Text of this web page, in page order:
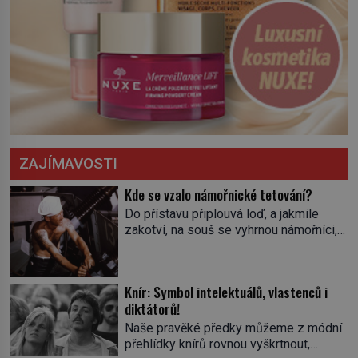
ZAJÍMAVOSTI
Kde se vzalo námořnické tetování?
Do přístavu připlouvá loď, a jakmile
zakotví, na souš se vyhrnou námořníci,
potetované paže. Námořnická kérka je
totiž něco jako uniforma. Tetování jako
takové má velmi hlubokou minulost.
Tetovaný je už pračlověk Ötzi, který
Knír: Symbol intelektuálů, vlastenců i
diktátorů!
Naše pravěké předky můžeme z módní
přehlídky knírů rovnou vyškrtnout,